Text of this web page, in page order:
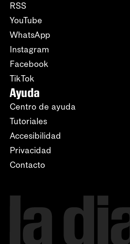
RSS
YouTube
WhatsApp
Instagram
Facebook
TikTok
Ayuda
Centro de ayuda
Tutoriales
Accesibilidad
Privacidad
Contacto